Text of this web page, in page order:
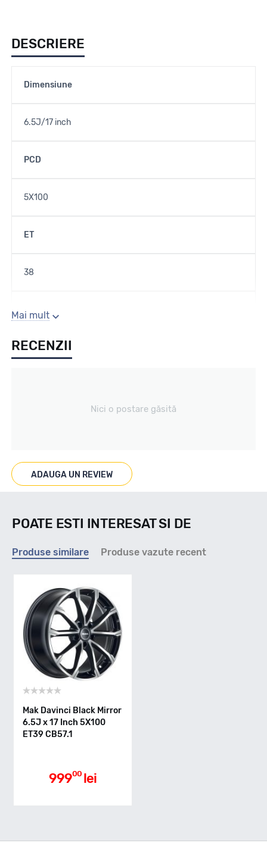
DESCRIERE
Dimensiune
6.5J/17 inch
PCD
5X100
ET
38
Gaura centrala
57.1
Se poate cumpara doar la set de 4 buc! Kit montaj GRATUIT
in caz ca este nevoie!
Mai mult
RECENZII
Nici o postare găsită
ADAUGA UN REVIEW
POATE ESTI INTERESAT SI DE
Produse similare Produse vazute recent
Mak Davinci Black Mirror
6.5J x 17 Inch 5X100
ET39 CB57.1
99900 lei